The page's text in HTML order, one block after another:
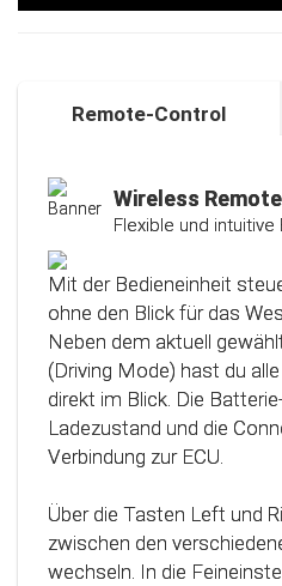
Remote-Control
Wireless
Flexible und intuitive
Mit der Bedieneinheit
ohne den Blick für das
Neben dem aktuell
(Driving Mode) hast du
direkt im Blick. Die
Ladezustand und die
Verbindung zur ECU.
Über die Tasten Left und
zwischen den
wechseln. In die
Kalibrierungsfunktion
Das Steuergerät (ECU)
intelligente
Einbau des IOPEDAL
Informationen des
analysiert und zu einem
Kennfeld verarbeitet.
einzelnen Fahrmodi
automatisch an die
Technologie werden alle
Fahrzeuges erkannt und
werden.